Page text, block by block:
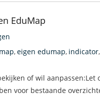
EduMap
,eigen edumap, indicator,
of wil aanpassen:Let
voor bestaande